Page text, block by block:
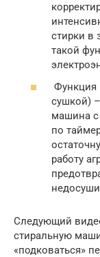
стирки в
такой
Функция
сушкой)
машина с
по
работу
Следующий
стиральную
«подковаться»